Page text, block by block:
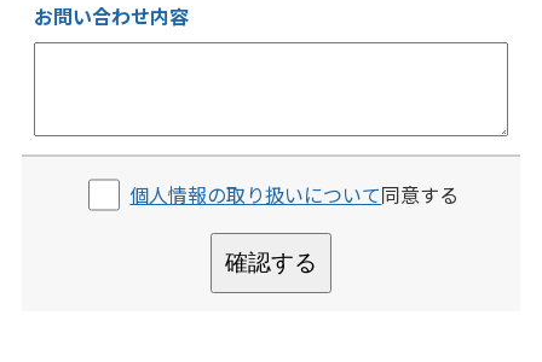
お問い合わせ内容
個人情報の取り扱いについて同意する
確認する